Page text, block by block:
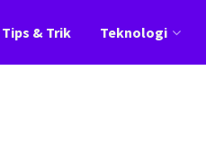
Tips & Trik Teknologi